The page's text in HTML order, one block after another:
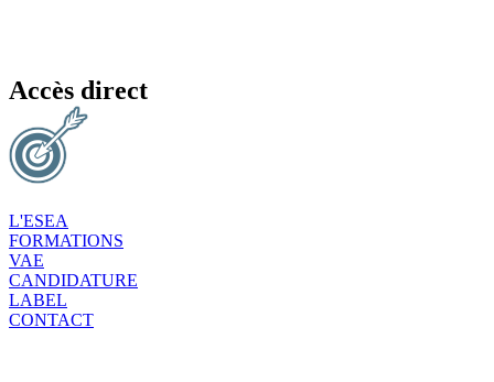
Accès direct
L'ESEA
FORMATIONS
VAE
CANDIDATURE
LABEL
CONTACT